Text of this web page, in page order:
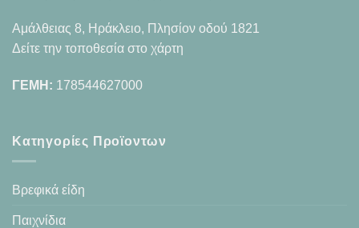
Αμάλθειας 8, Ηράκλειο, Πλησίον οδού 1821
Δείτε την τοποθεσία στο χάρτη
ΓΕΜΗ: 178544627000
Κατηγορίες Προϊοντων
Βρεφικά είδη
Παιχνίδια